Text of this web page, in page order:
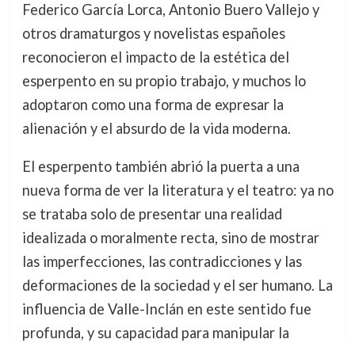
Federico García Lorca, Antonio Buero Vallejo y
otros dramaturgos y novelistas españoles
reconocieron el impacto de la estética del
esperpento en su propio trabajo, y muchos lo
adoptaron como una forma de expresar la
alienación y el absurdo de la vida moderna.
El esperpento también abrió la puerta a una
nueva forma de ver la literatura y el teatro: ya no
se trataba solo de presentar una realidad
idealizada o moralmente recta, sino de mostrar
las imperfecciones, las contradicciones y las
deformaciones de la sociedad y el ser humano. La
influencia de Valle-Inclán en este sentido fue
profunda, y su capacidad para manipular la